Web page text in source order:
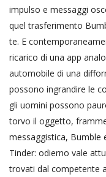
impulso e messaggi
quel trasferimento
te. E
ricarico di una app
automobile di una
possono ingrandire le
gli uomini possono
torvo il oggetto,
messaggistica, Bumble
Tinder: odierno vale
trovati dal competente